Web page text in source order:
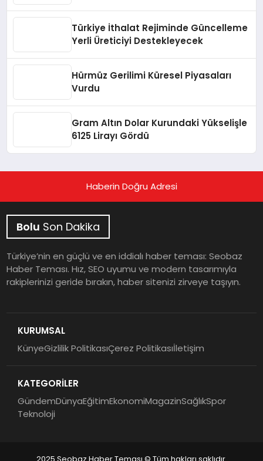
Türkiye İthalat Rejiminde Güncelleme
Yerli Üreticiyi Destekleyecek
Hürmüz Gerilimi Küresel Piyasaları
Vurdu
Gram Altın Dolar Kurundaki Yükselişle
6125 Lirayı Gördü
Haberin Doğru Adresi
Bolu Son Dakika
Türkiye’nin en güçlü ve en iddialı haber teması: Seobaz
Haber Teması. Hız, SEO uyumu ve modern tasarımıyla
rakiplerinizi geride bırakın, haber sitenizi zirveye taşıyın.
KURUMSAL
KünyeGizlilik PolitikasıÇerez Politikasıİletişim
KATEGORİLER
GündemDünyaEğitimEkonomiMagazinSağlıkSpor
Teknoloji